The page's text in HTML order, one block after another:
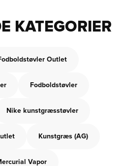
KATEGORIER
Outlet
Fodboldstøvler
Nike kunstgræsstøvler
Kunstgræs (AG)
Vapor